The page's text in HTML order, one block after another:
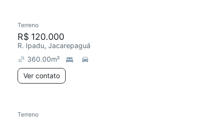
Terreno
R$ 120.000
R. Ipadu, Jacarepaguá
360.00m²
Ver contato
Terreno